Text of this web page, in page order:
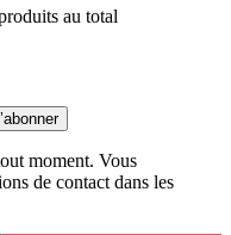
au total
moment. Vous
de contact dans les